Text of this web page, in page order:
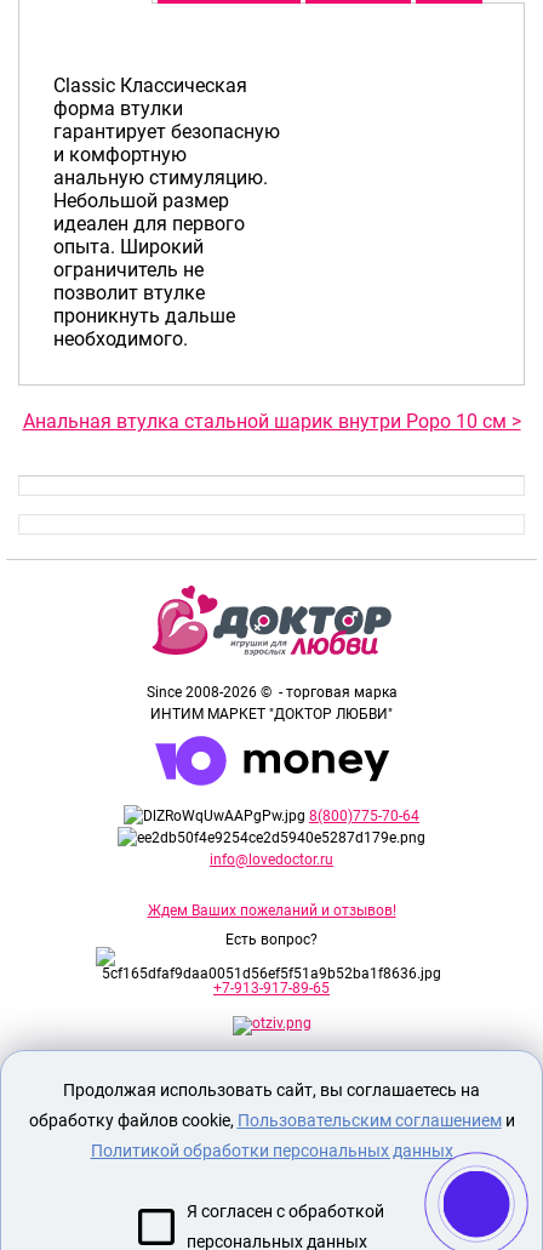
Сlassic Классическая
форма втулки
гарантирует безопасную
и комфортную
анальную стимуляцию.
Небольшой размер
идеален для первого
опыта. Широкий
ограничитель не
позволит втулке
проникнуть дальше
необходимого.
Анальная втулка стальной шарик внутри Popo 10 см >
Since 2008-2026 © - торговая марка
ИНТИМ МАРКЕТ "ДОКТОР ЛЮБВИ"
8(800)775-70-64
info@lovedoctor.ru
Ждем Ваших пожеланий и отзывов!
Есть вопрос?
+7-913-917-89-65
исключительно для лиц старше 18 лет!
Евразийского соответствия.
ОПЛАТА И ДОСТАВКА
Продолжая использовать сайт, вы соглашаетесь на
обработку файлов cookie, Пользовательским соглашениеми
Политикой обработки персональных данных
Я согласен с обработкой
персональных данных